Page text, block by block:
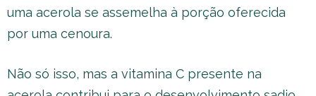
uma acerola se assemelha à porção oferecida
por uma cenoura.
Não só isso, mas a vitamina C presente na